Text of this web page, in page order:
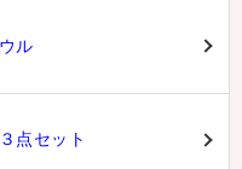
ル
点セット